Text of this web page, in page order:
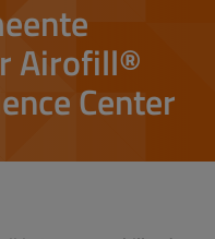
Airofill®
Center